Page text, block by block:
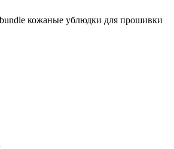
кожаные ублюдки для прошивки